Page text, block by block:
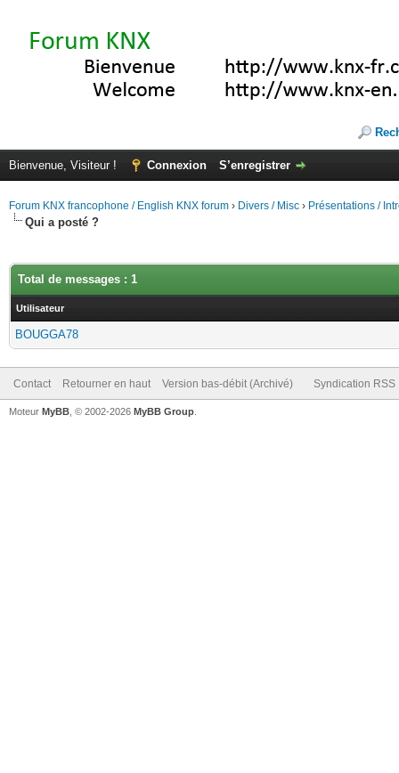
Bienvenue, Visiteur ! Connexion S’enregistrer
Forum KNX francophone / English KNX forum › Divers / Misc › Présentations /
Qui a posté ?
Total de messages : 1
Utilisateur
BOUGGA78
Contact Retourner en haut Version bas-débit (Archivé) Syndication RSS
Moteur MyBB , © 2002-2026 MyBB Group